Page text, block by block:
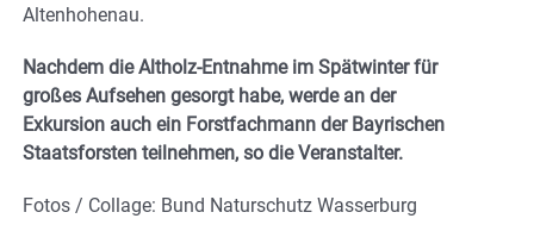
Altenhohenau.
Nachdem die Altholz-Entnahme im Spätwinter für
großes Aufsehen gesorgt habe, werde an der
Exkursion auch ein Forstfachmann der Bayrischen
Staatsforsten teilnehmen, so die Veranstalter.
Fotos / Collage: Bund Naturschutz Wasserburg